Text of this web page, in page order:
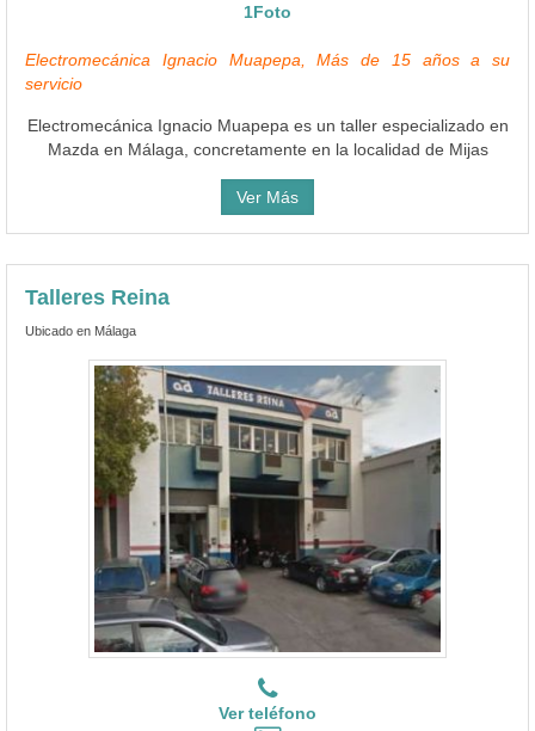
1Foto
Electromecánica Ignacio Muapepa, Más de 15 años a su
servicio
Electromecánica Ignacio Muapepa es un taller especializado en
Mazda en Málaga, concretamente en la localidad de Mijas
Ver Más
Talleres Reina
Ubicado en Málaga
Ver teléfono